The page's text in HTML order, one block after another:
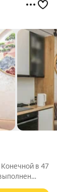
Конечной в 47